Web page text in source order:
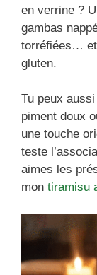
en verrine ?
gambas
torréfiées… et
gluten.
Tu peux
piment doux
une touche
teste
aimes les
mon tiramisu